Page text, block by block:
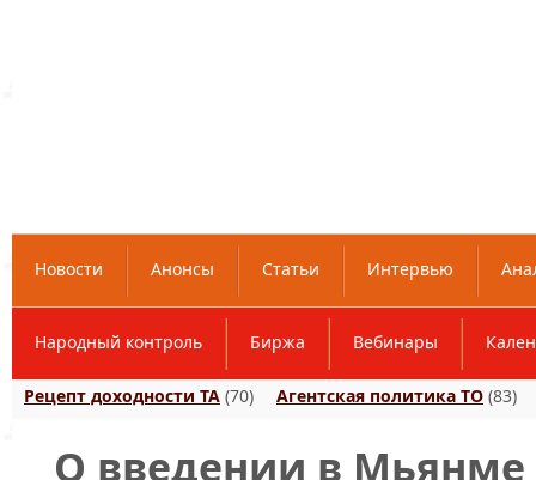
Новости Анонсы Статьи Интервью
Народный контроль Биржа Вебинары
Рецепт доходности ТА (70) Агентская политика ТО (83)
О введении в Мьянме